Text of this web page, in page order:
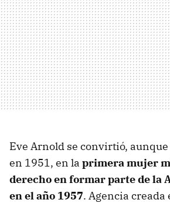
Eve Arnold se convirtió,
en 1951, en la primera mujer
derecho en formar parte de la
en el año 1957. Agencia creada